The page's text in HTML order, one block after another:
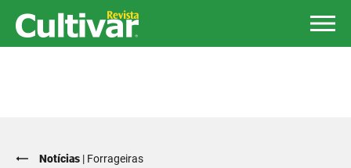
Notícias | Forrageiras